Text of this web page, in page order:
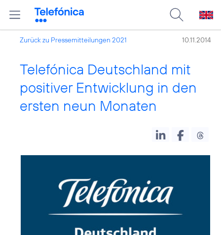
Zurück zu Pressemitteilungen 2021 10.11.2014
Telefónica Deutschland mit
positiver Entwicklung in den
ersten neun Monaten